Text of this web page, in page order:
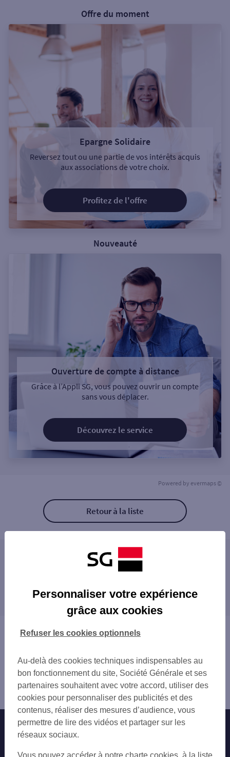
Offre du moment
Epargne Solidaire
Reversez tout ou une partie de vos intérêts acquis
aux associations de votre choix.
Profitez de l'offre
Nouveauté
Ouverture de compte à distance
Grâce à l’Appli SG, vous pouvez ouvrir un compte
sans vous déplacer.
Découvrez le service
Powered by evermaps ©
Retour à la liste
Les distributeurs/automates à proximité
CAVAILLON 12 PL GAMBETTA
PERNES LES FONTAINES
MONTFAVET RES DE L ESP 15 RUE MARCE
CARPENTRAS 692 AV FREDERIC MISTRAL
CARPENTRAS
CARPENTRAS 131 PL DE VERDUN
LE PONTET REALPANIER
CHATEAURENARD 16 AV VICTOR HUGO
SORGUES 27 AV D AVIGNON
AVIGNON CAP SUD
proximité
PERNES-LES-FONTAINES
VEDÈNE
CARPENTRAS
LE PONTET
CHÂTEAURENARD
SORGUES
AVIGNON
SAINT-RÉMY-DE-PROVENCE
Vous êtes ici : Accueil
l'Isle sur la Sorgue
Distributeur/automate L'ISLE SUR LA SORGUE
Nos engagements Nous contacter
Autres sites SG
Personnaliser votre expérience
grâce aux cookies
Au-delà des cookies techniques indispensables au
bon fonctionnement du site, Société Générale et ses
partenaires souhaitent avec votre accord, utiliser des
cookies pour personnaliser des publicités et des
contenus, réaliser des mesures d’audience, vous
permettre de lire des vidéos et partager sur les
réseaux sociaux.
Vous pouvez accéder à notre charte cookies, à la liste
Refuser les cookies optionnels